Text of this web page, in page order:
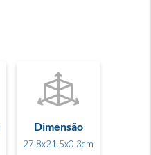
Dimensão
27.8x21.5x0.3cm